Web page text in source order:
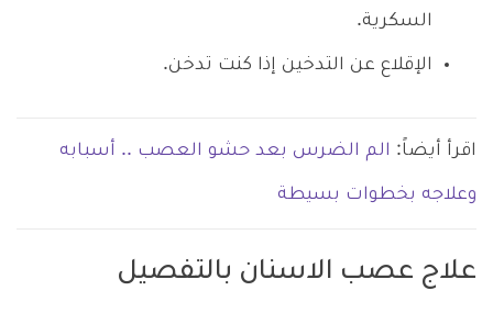
السكرية.
الإقلاع عن التدخين إذا كنت تدخن.
اقرأ أيضاً: الم الضرس بعد حشو العصب .. أسبابه
وعلاجه بخطوات بسيطة
علاج عصب الاسنان بالتفصيل